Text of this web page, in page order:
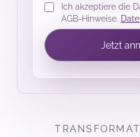
Ich akzeptiere die
AGB-Hinweise.
Jetzt